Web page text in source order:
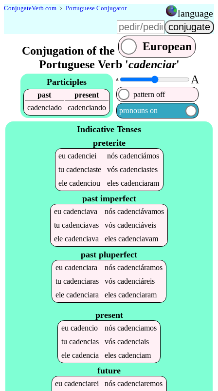
ConjugateVerb.com ﹥ Portuguese Conjugator language
Conjugation of the
European
Portuguese Verb 'cadenciar'
Participles
past
present
cadenciado
cadenciando
A A
pattern off
pronouns on
Indicative Tenses
preterite
eucadenciei nóscadenciámos
tucadenciaste vóscadenciastes
elecadenciou elescadenciaram
past imperfect
eu cadenciava nós cadenciávamos
tu cadenciavas vós cadenciáveis
ele cadenciava eles cadenciavam
past pluperfect
eu cadenciara nós cadenciáramos
tu cadenciaras vós cadenciáreis
ele cadenciara eles cadenciaram
present
eu cadencio nós cadenciamos
tu cadencias vós cadenciais
ele cadencia eles cadenciam
future
eucadenciarei nóscadenciaremos